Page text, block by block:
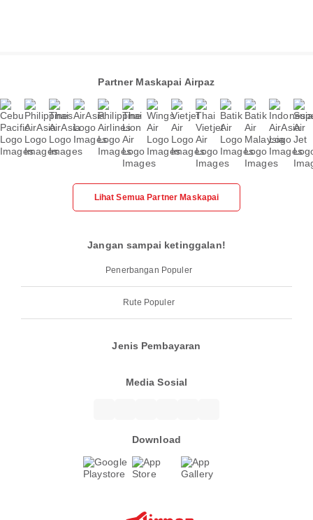
Partner Maskapai Airpaz
Lihat Semua Partner Maskapai
Jangan sampai ketinggalan!
Penerbangan Populer
Rute Populer
Jenis Pembayaran
Media Sosial
Download